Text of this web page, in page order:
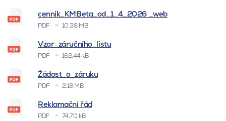
cenník_KMBeta_od_1_4_2026 _web
PDF 10.38 MB
Vzor_záručního_listu
PDF 162.44 kB
Žádost_o_záruku
PDF 2.18 MB
Reklamační řád
PDF 74.70 kB